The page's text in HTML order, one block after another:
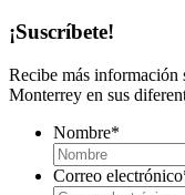
¡Suscríbete!
Recibe más información
Monterrey en sus
Nombre*
Correo electrónico